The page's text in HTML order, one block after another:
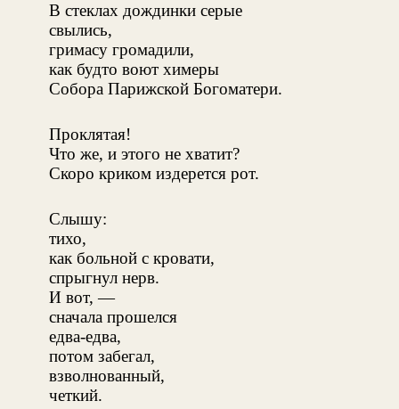
В стеклах дождинки серые
свылись,
гримасу громадили,
как будто воют химеры
Собора Парижской Богоматери.
Проклятая!
Что же, и этого не хватит?
Скоро криком издерется рот.
Слышу:
тихо,
как больной с кровати,
спрыгнул нерв.
И вот, —
сначала прошелся
едва-едва,
потом забегал,
взволнованный,
четкий.